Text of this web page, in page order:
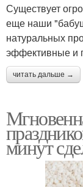
Существует
еще наши
натуральных
эффективные и
читать дальше →
минут